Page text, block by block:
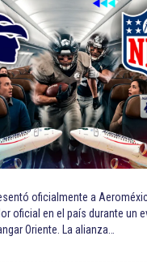
oficialmente a
oficial en el país durante un
Oriente. La alianza…